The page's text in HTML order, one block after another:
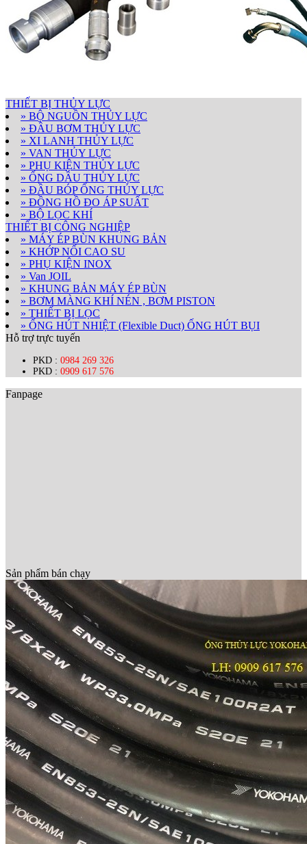
THIẾT BỊ THỦY LỰC
» BỘ NGUỒN THỦY LỰC
» ĐẦU BƠM THỦY LỰC
» XI LANH THỦY LỰC
» VAN THỦY LỰC
» PHỤ KIỆN THỦY LỰC
» ỐNG DẦU THỦY LỰC
» ĐẦU BÓP ỐNG THỦY LỰC
» ĐỒNG HỒ ĐO ÁP SUẤT
» BỘ LỌC KHÍ
THIẾT BỊ CÔNG NGHIỆP
» MÁY ÉP BÙN KHUNG BẢN
» KHỚP NỐI CAO SU
» PHỤ KIỆN INOX
» Van JOIL
» KHUNG BẢN MÁY ÉP BÙN
» BƠM MÀNG KHÍ NÉN , BƠM PISTON
» THIẾT BỊ LỌC
» ỐNG HÚT NHIỆT (Flexible Duct) ỐNG HÚT BỤI
Hỗ trợ trực tuyến
PKD : 0984 269 326
PKD : 0909 617 576
Fanpage
Sản phẩm bán chạy